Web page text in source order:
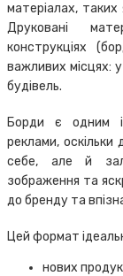
матеріалах,
Друковані
конструкціях
важливих місцях:
будівель.
Борди є одним
реклами,
себе, але й
зображення та
до бренду та
Цей формат
нових